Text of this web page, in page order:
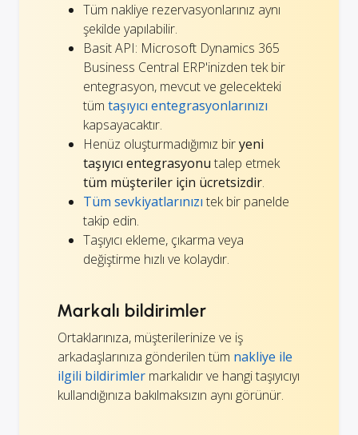
Tüm nakliye rezervasyonlarınız aynı
şekilde yapılabilir.
Basit API: Microsoft Dynamics 365
Business Central ERP'inizden tek bir
entegrasyon, mevcut ve gelecekteki
tüm taşıyıcı entegrasyonlarınızı
kapsayacaktır.
Henüz oluşturmadığımız biryeni
taşıyıcı entegrasyonu talep etmek
tüm müşteriler için ücretsizdir.
Tüm sevkiyatlarınızı tek bir panelde
takip edin.
Taşıyıcı ekleme, çıkarma veya
değiştirme hızlı ve kolaydır.
Markalı bildirimler
Ortaklarınıza, müşterilerinize ve iş
arkadaşlarınıza gönderilen tüm nakliye ile
ilgili bildirimler markalıdır ve hangi taşıyıcıyı
kullandığınıza bakılmaksızın aynı görünür.